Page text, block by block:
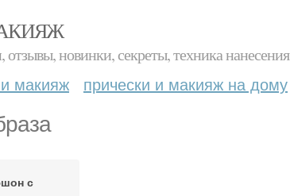
новинки, секреты, техника нанесения
макияж прически и макияж на дому
с